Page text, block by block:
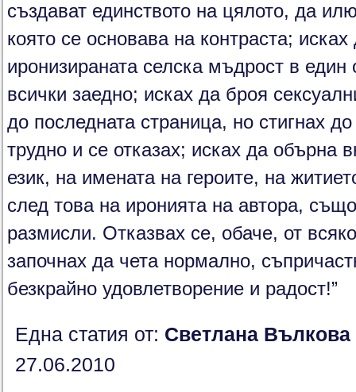
създават единството на цялото, да
която се основава на контраста;
иронизираната селска мъдрост в един
всички заедно; исках да броя
до последната страница, но стигнах
трудно и се отказах; исках да обърна
език, на имената на героите, на
след това на иронията на автора,
размисли. Отказвах се, обаче, от
започнах да чета нормално,
безкрайно удовлетворение и радост!”
Една статия от: Светлана Вълкова
27.06.2010